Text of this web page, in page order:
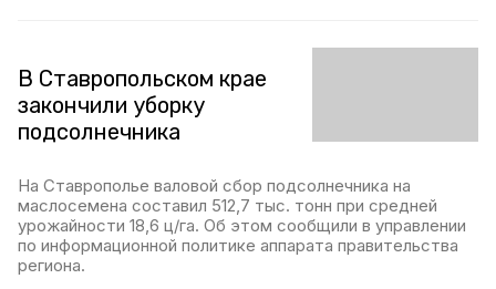
В Ставропольском крае
закончили уборку
подсолнечника
На Ставрополье валовой сбор подсолнечника на
маслосемена составил 512,7 тыс. тонн при средней
урожайности 18,6 ц/га. Об этом сообщили в управлении
по информационной политике аппарата правительства
региона.